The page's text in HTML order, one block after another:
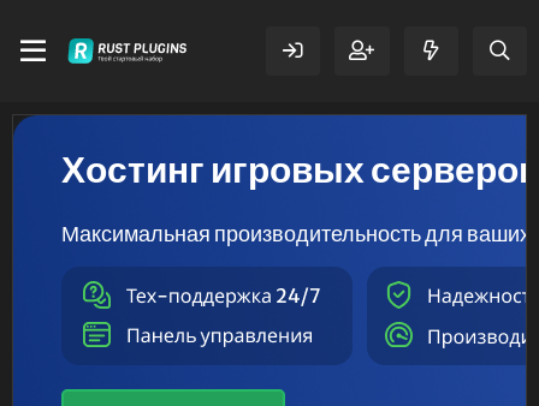
Хостинг игровых серверов
Максимальная производительность для ваших